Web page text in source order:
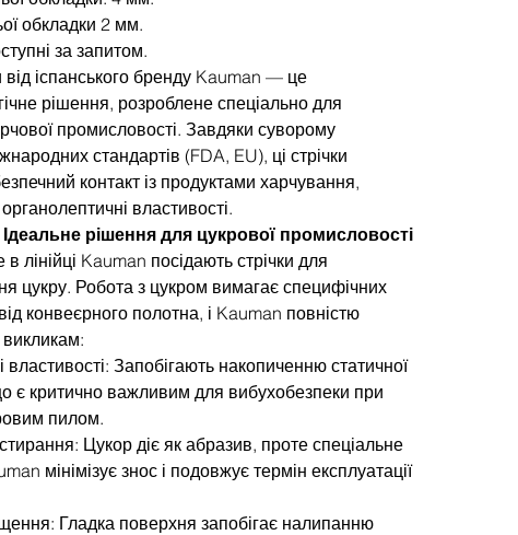
обкладки 2 мм.
за запитом.
від іспанського бренду Kauman — це
рішення, розроблене спеціально для
промисловості. Завдяки суворому
стандартів (FDA, EU), ці стрічки
контакт із продуктами харчування,
властивості.
Ідеальне рішення для цукрової промисловості
лінійці Kauman посідають стрічки для
цукру. Робота з цукром вимагає специфічних
конвеєрного полотна, і Kauman повністю
викликам:
властивості: Запобігають накопиченню статичної
є критично важливим для вибухобезпеки при
пилом.
стирання: Цукор діє як абразив, проте спеціальне
мінімізує знос і подовжує термін експлуатації
Гладка поверхня запобігає налипанню